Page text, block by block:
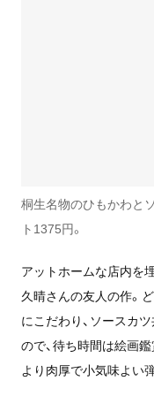
桐生名物のひもかわと
ト1375円。
アットホームな店内を
久晴さんの友人の作。
にこだわり、ソースカ
ので、待ち時間は絵画
より肉厚で小気味よい弾